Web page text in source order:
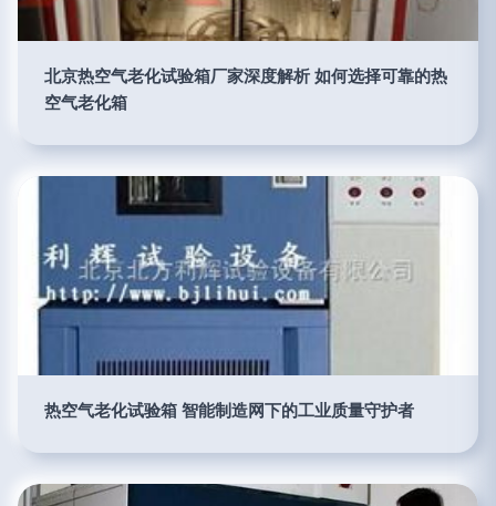
北京热空气老化试验箱厂家深度解析 如何选择可靠的热
空气老化箱
热空气老化试验箱 智能制造网下的工业质量守护者